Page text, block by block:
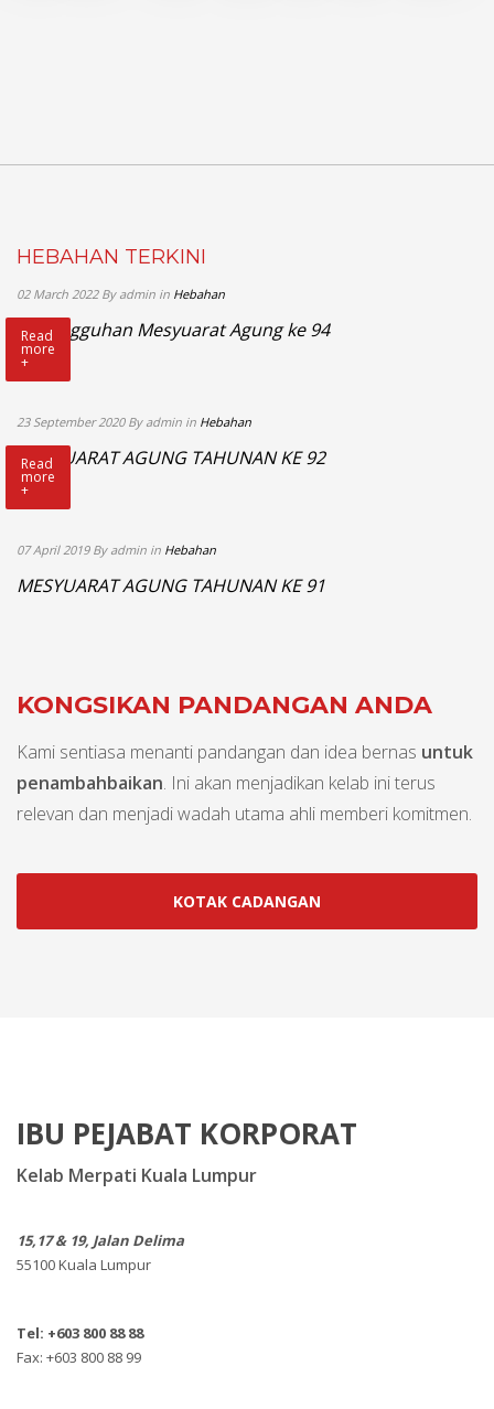
HEBAHAN TERKINI
02 March 2022 By admin in Hebahan
Penangguhan Mesyuarat Agung ke 94
Read
more
+
23 September 2020 By admin in Hebahan
MESYUARAT AGUNG TAHUNAN KE 92
Read
more
+
07 April 2019 By admin in Hebahan
MESYUARAT AGUNG TAHUNAN KE 91
KONGSIKAN PANDANGAN ANDA
Kami sentiasa menanti pandangan dan idea bernas untuk
penambahbaikan. Ini akan menjadikan kelab ini terus
relevan dan menjadi wadah utama ahli memberi komitmen.
KOTAK CADANGAN
IBU PEJABAT KORPORAT
Kelab Merpati Kuala Lumpur
15,17 & 19, Jalan Delima
55100 Kuala Lumpur
Tel: +603 800 88 88
Fax: +603 800 88 99